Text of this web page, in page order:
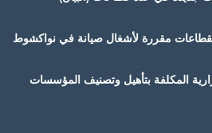
مقررة لأشغال صيانة في نواكشوط
المكلفة بتأهيل وتصنيف المؤسسات